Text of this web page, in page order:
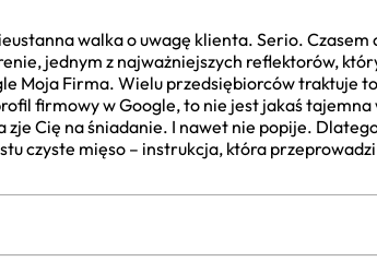
walka o uwagę klienta. Serio.
jednym z najważniejszych reflektorów,
Moja Firma. Wielu przedsiębiorców traktuje
firmowy w Google, to nie jest jakaś
zje Cię na śniadanie. I nawet nie popije.
czyste mięso – instrukcja, która